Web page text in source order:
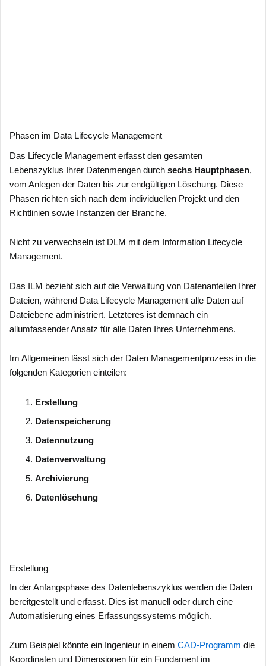
Phasen im Data Lifecycle Management
Das Lifecycle Management erfasst den gesamten
Lebenszyklus Ihrer Datenmengen durch sechs Hauptphasen,
vom Anlegen der Daten bis zur endgültigen Löschung. Diese
Phasen richten sich nach dem individuellen Projekt und den
Richtlinien sowie Instanzen der Branche.
Nicht zu verwechseln ist DLM mit dem Information Lifecycle
Management.
Das ILM bezieht sich auf die Verwaltung von Datenanteilen Ihrer
Dateien, während Data Lifecycle Management alle Daten auf
Dateiebene administriert. Letzteres ist demnach ein
allumfassender Ansatz für alle Daten Ihres Unternehmens.
Im Allgemeinen lässt sich der Daten Managementprozess in die
folgenden Kategorien einteilen:
Erstellung
Datenspeicherung
Datennutzung
Datenverwaltung
Archivierung
Datenlöschung
Erstellung
In der Anfangsphase des Datenlebenszyklus werden die Daten
bereitgestellt und erfasst. Dies ist manuell oder durch eine
Automatisierung eines Erfassungssystems möglich.
Zum Beispiel könnte ein Ingenieur in einem CAD-Programm die
Koordinaten und Dimensionen für ein Fundament im